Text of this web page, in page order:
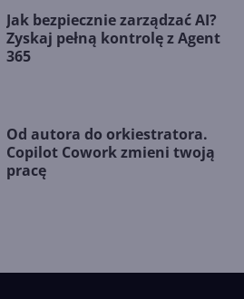
Jak bezpiecznie zarządzać AI?
Zyskaj pełną kontrolę z Agent
365
Od autora do orkiestratora.
Copilot Cowork zmieni twoją
pracę